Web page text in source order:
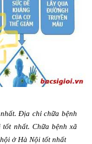
Địa chỉ chữa bệnh
nhất. Chữa bệnh xã
ở Hà Nội tốt nhất